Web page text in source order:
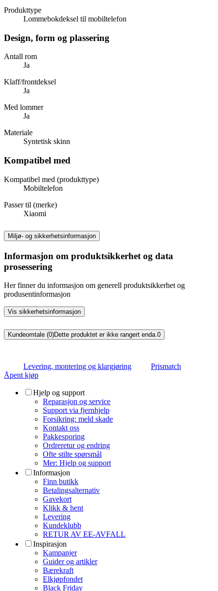
Produkttype
Lommebokdeksel til mobiltelefon
Design, form og plassering
Antall rom
Ja
Klaff/frontdeksel
Ja
Med lommer
Ja
Materiale
Syntetisk skinn
Kompatibel med
Kompatibel med (produkttype)
Mobiltelefon
Passer til (merke)
Xiaomi
Miljø- og sikkerhetsinformasjon
Informasjon om produktsikkerhet og data
prosessering
Her finner du informasjon om generell produktsikkerhet og
produsentinformasjon
Vis sikkerhetsinformasjon
Kundeomtale (0)Dette produktet er ikke rangert enda.0
Levering, montering og klargjøring
Prismatch
Åpent kjøp
Hjelp og support
Reparasjon og service
Support via fjernhjelp
Forsikring: meld skade
Kontakt oss
Pakkesporing
Ordreretur og endring
Ofte stilte spørsmål
Mer: Hjelp og support
Informasjon
Finn butikk
Betalingsalternativ
Gavekort
Klikk & hent
Levering
Kundeklubb
RETUR AV EE-AVFALL
Inspirasjon
Kampanjer
Guider og artikler
Bærekraft
Elkjøpfondet
Black Friday